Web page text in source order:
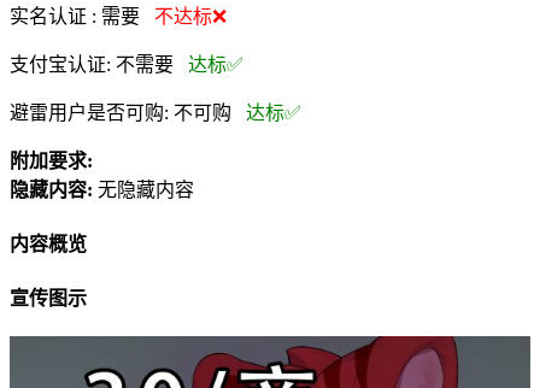
实名认证 : 需要 不达标❌
支付宝认证: 不需要 达标✅
避雷用户是否可购: 不可购 达标✅
附加要求:
隐藏内容: 无隐藏内容
内容概览
宣传图示